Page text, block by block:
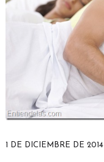
1 DE DICIEMBRE DE 2014